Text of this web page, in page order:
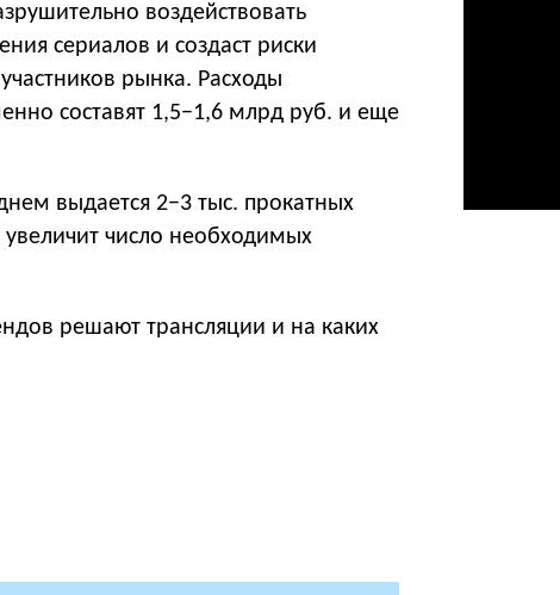
воздействовать
сериалов и создаст риски
рынка. Расходы
составят 1,5−1,6 млрд руб. и еще
выдается 2−3 тыс. прокатных
число необходимых
решают трансляции и на каких